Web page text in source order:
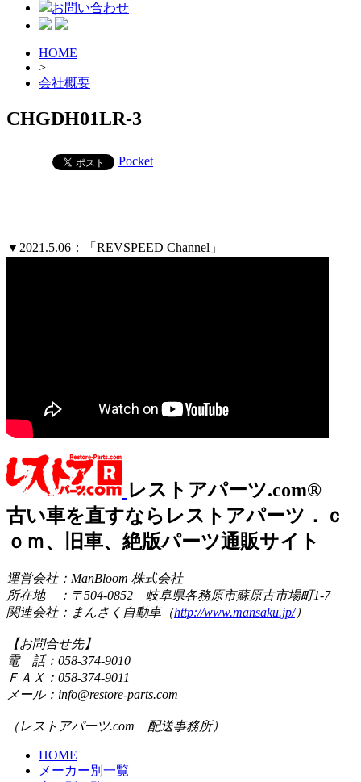
お問い合わせ
HOME
>
会社概要
CHGDH01LR-3
Pocket
▼2021.5.06：「REVSPEED Channel」
レストアパーツ.com®
古い車を直すならレストアパーツ．ｃ
ｏｍ、旧車、絶版パーツ通販サイト
運営会社：ManBloom 株式会社
所在地 ：〒504-0852 岐阜県各務原市蘇原古市場町1-7
関連会社：まんさく自動車（http://www.mansaku.jp/）
【お問合せ先】
電 話：058-374-9010
ＦＡＸ：058-374-9011
メール：info@restore-parts.com
（レストアパーツ.com 配送事務所）
HOME
メーカー別一覧